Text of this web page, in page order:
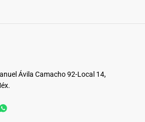
Ávila Camacho 92-Local 14,